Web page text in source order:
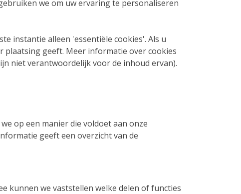
we om uw ervaring te personaliseren
instantie alleen 'essentiële cookies'. Als u
plaatsing geeft. Meer informatie over cookies
niet verantwoordelijk voor de inhoud ervan).
op een manier die voldoet aan onze
geeft een overzicht van de
kunnen we vaststellen welke delen of functies